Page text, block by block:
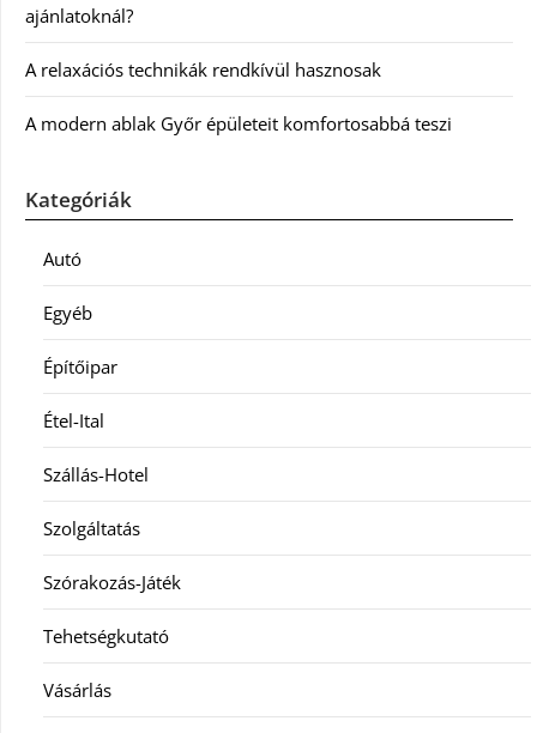
ajánlatoknál?
A relaxációs technikák rendkívül hasznosak
A modern ablak Győr épületeit komfortosabbá teszi
Kategóriák
Autó
Egyéb
Építőipar
Étel-Ital
Szállás-Hotel
Szolgáltatás
Szórakozás-Játék
Tehetségkutató
Vásárlás